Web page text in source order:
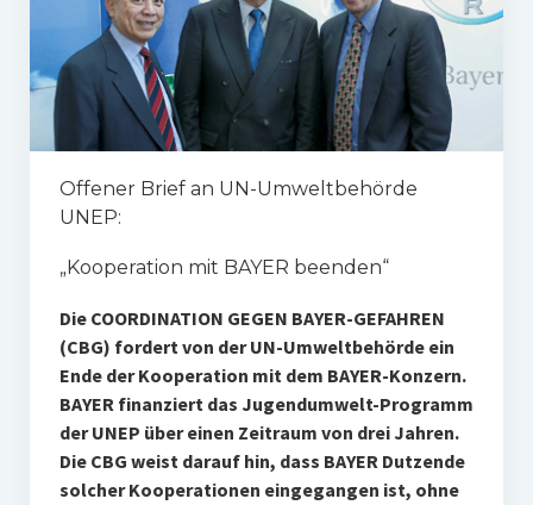
Offener Brief an UN-Umweltbehörde
UNEP:
„Kooperation mit BAYER beenden“
Die COORDINATION GEGEN BAYER-GEFAHREN
(CBG) fordert von der UN-Umweltbehörde ein
Ende der Kooperation mit dem BAYER-Konzern.
BAYER finanziert das Jugendumwelt-Programm
der UNEP über einen Zeitraum von drei Jahren.
Die CBG weist darauf hin, dass BAYER Dutzende
solcher Kooperationen eingegangen ist, ohne